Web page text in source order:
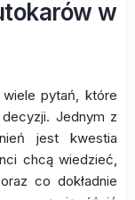
w
pytań, które
Jednym z
jest kwestia
chcą wiedzieć,
co dokładnie